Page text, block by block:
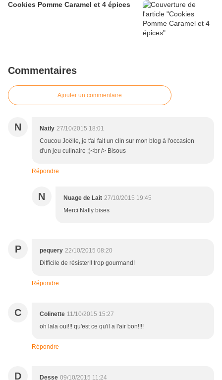
Cookies Pomme Caramel et 4 épices
Commentaires
Ajouter un commentaire
N Natly 27/10/2015 18:01
Coucou Joëlle, je t'ai fait un clin sur mon blog à l'occasion
d'un jeu culinaire ;)<br /> Bisous
Répondre
N Nuage de Lait 27/10/2015 19:45
Merci Natly bises
P pequery 22/10/2015 08:20
Difficile de résister!! trop gourmand!
Répondre
C Colinette 11/10/2015 15:27
oh lala oui!!! qu'est ce qu'il a l'air bon!!!!
Répondre
D Desse 09/10/2015 11:24